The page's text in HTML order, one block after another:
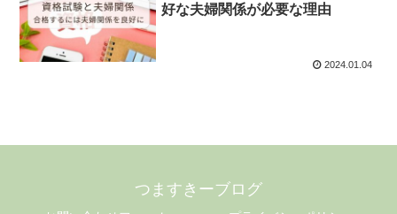
好な夫婦関係が必要な理由
2024.01.04
つますきーブログ